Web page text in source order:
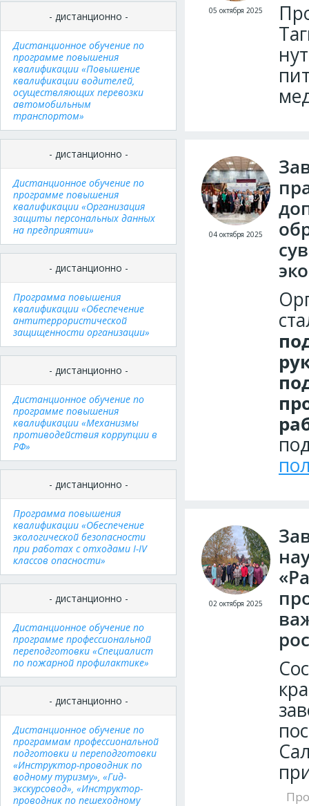
- дистанционно -
Дистанционное обучение по
программе повышения
квалификации «Повышение
квалификации водителей,
осуществляющих перевозки
автомобильным
транспортом»
- дистанционно -
Дистанционное обучение по
программе повышения
квалификации «Организация
защиты персональных данных
на предприятии»
- дистанционно -
Программа повышения
квалификации «Обеспечение
антитеррористической
защищенности организации»
- дистанционно -
Дистанционное обучение по
программе повышения
квалификации «Механизмы
противодействия коррупции в
РФ»
- дистанционно -
Программа повышения
квалификации «Обеспечение
экологической безопасности
при работах с отходами I-IV
классов опасности»
- дистанционно -
Дистанционное обучение по
программе профессиональной
переподготовки «Специалист
по пожарной профилактике»
- дистанционно -
Дистанционное обучение по
программам профессиональной
подготовки и переподготовки
«Инструктор-проводник по
водному туризму», «Гид-
экскурсовод», «Инструктор-
проводник по пешеходному
05 октября 2025
04 октября 2025
02 октября 2025